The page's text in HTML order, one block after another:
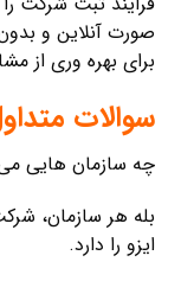
صورت آنلاین و
برای بهره وری از
سوالات
چه سازمان هایی می
بله هر سازمان،
ایزو را دارد.